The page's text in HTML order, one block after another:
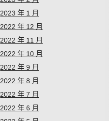
2023 年 1 月
2022 年 12 月
2022 年 11 月
2022 年 10 月
2022 年 9 月
2022 年 8 月
2022 年 7 月
2022 年 6 月